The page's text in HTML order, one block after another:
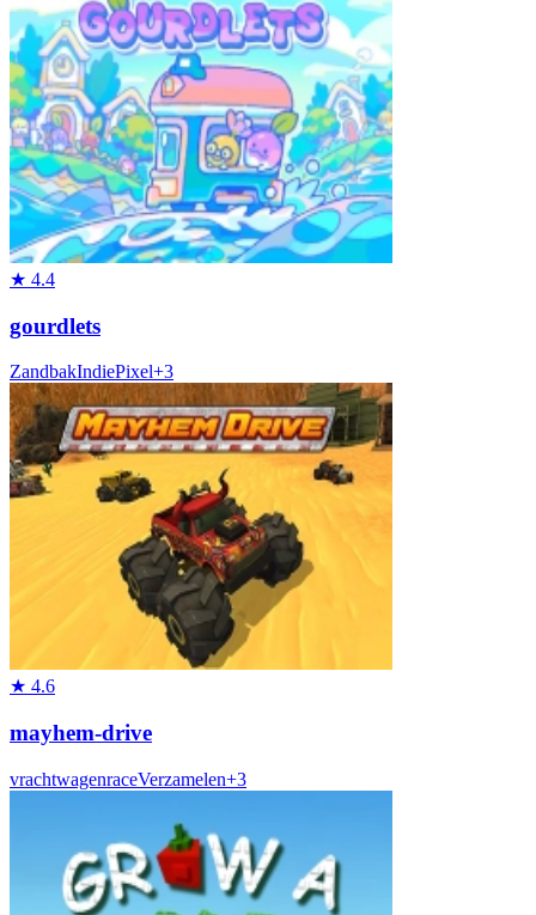
★ 4.4
gourdlets
ZandbakIndiePixel+3
★ 4.6
mayhem-drive
vrachtwagenraceVerzamelen+3